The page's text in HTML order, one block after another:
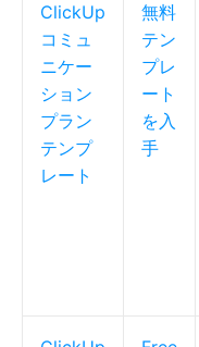
ClickUp
コミュ
ニケー
ション
プラン
テンプ
レート
無料
テン
プレ
ート
を入
手